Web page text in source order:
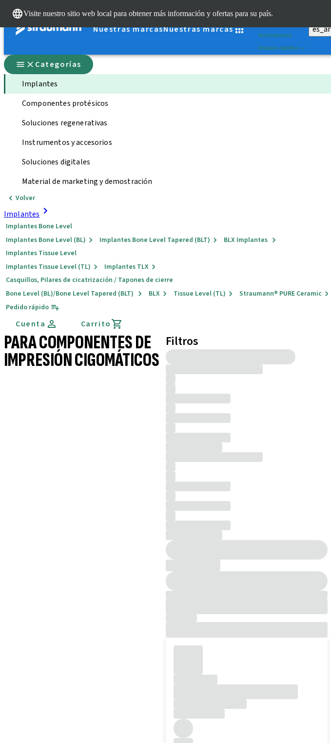
Visite nuestro sitio web local para obtener más información y ofertas para su país.
Nuestras marcasNuestras marcas
Dr. Portal
Autoservicio
Enlaces rápidos
es_ar
Categorías
Implantes
Componentes protésicos
Soluciones regenerativas
Instrumentos y accesorios
Soluciones digitales
Material de marketing y demostración
Volver
Implantes
Implantes Bone Level
Implantes Bone Level (BL)
Implantes Bone Level Tapered (BLT)
BLX Implantes
Implantes Tissue Level
Implantes Tissue Level (TL)
Implantes TLX
Casquillos, Pilares de cicatrización / Tapones de cierre
Bone Level (BL)/Bone Level Tapered (BLT)
BLX Tissue Level (TL) Straumann® PURE Ceramic
Pedido rápido
Cuenta Carrito
PARA COMPONENTES DE
IMPRESIÓN CIGOMÁTICOS
Filtros